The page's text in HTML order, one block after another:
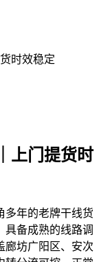
时效稳定
上门提货时
多年的老牌干线货
具备成熟的线路调
廊坊广阳区、安次